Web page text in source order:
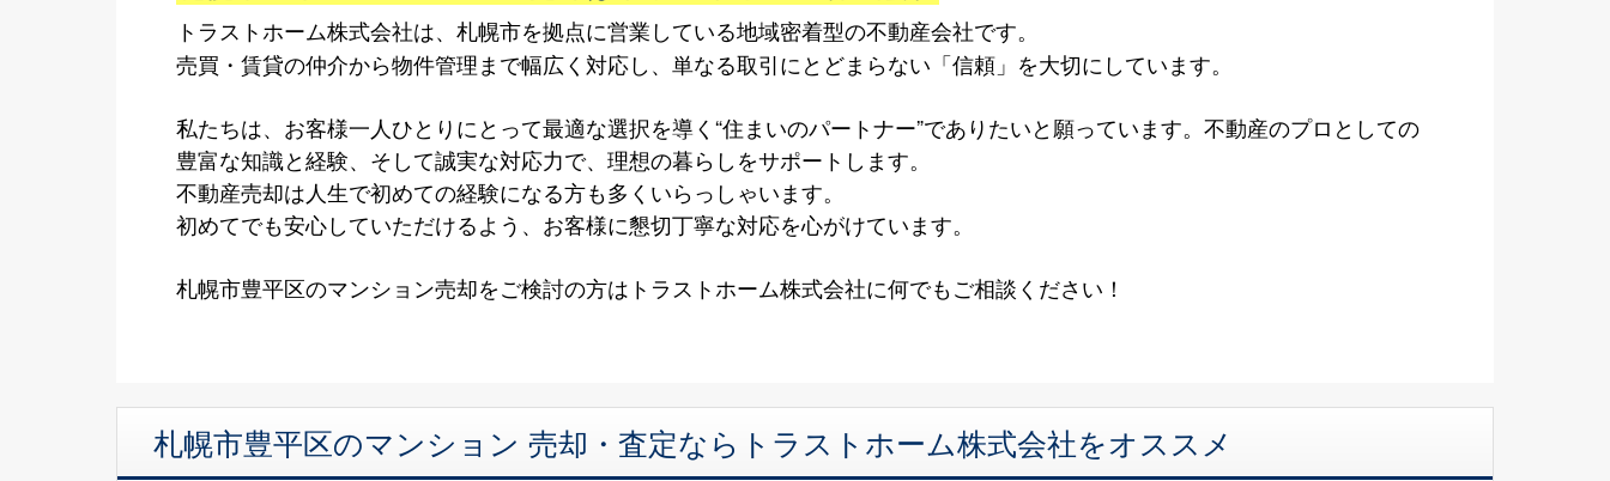
トラストホーム株式会社は、札幌市を拠点に営業している地域密着型の不動産会社です。
売買・賃貸の仲介から物件管理まで幅広く対応し、単なる取引にとどまらない「信頼」を大切にしています。
私たちは、お客様一人ひとりにとって最適な選択を導く“住まいのパートナー”でありたいと願っています。不動産のプロとしての
豊富な知識と経験、そして誠実な対応力で、理想の暮らしをサポートします。
不動産売却は人生で初めての経験になる方も多くいらっしゃいます。
初めてでも安心していただけるよう、お客様に懇切丁寧な対応を心がけています。
札幌市豊平区のマンション売却をご検討の方はトラストホーム株式会社に何でもご相談ください！
札幌市豊平区のマンション 売却・査定ならトラストホーム株式会社をオススメ